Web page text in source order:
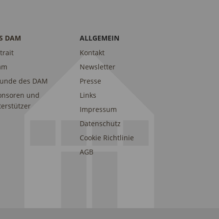
DAM
des DAM
und
ALLGEMEIN
Kontakt
Newsletter
Presse
Links
Impressum
Datenschutz
Cookie Richtlinie
AGB